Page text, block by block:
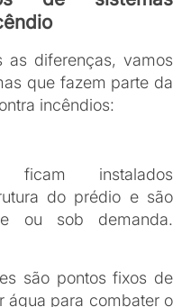
sobre o foco do
o fogo logo no
carbônico):esse
para reduzir o
não se pode usar
com equipamentos
usado em locais
esse
evitando que ele